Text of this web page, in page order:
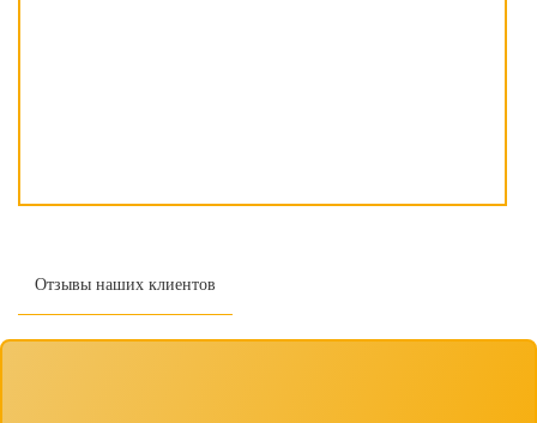
Отзывы наших клиентов